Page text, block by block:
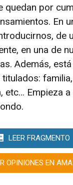
quedan por
En
de
en una de
Además,
etc… Empieza a
LEER FRAGMENTO
OPINIONES EN